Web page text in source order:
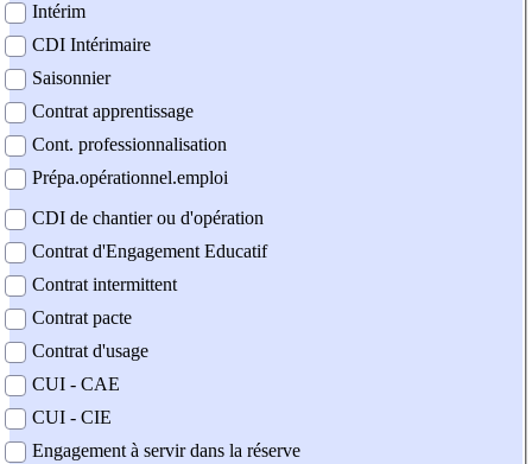
Intérim
CDI Intérimaire
Saisonnier
Contrat apprentissage
Cont. professionnalisation
Prépa.opérationnel.emploi
CDI de chantier ou d'opération
Contrat d'Engagement Educatif
Contrat intermittent
Contrat pacte
Contrat d'usage
CUI - CAE
CUI - CIE
Engagement à servir dans la réserve